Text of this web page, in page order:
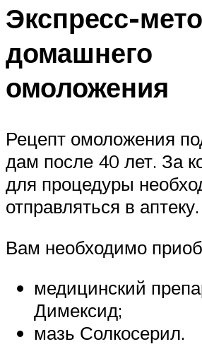
Экспресс-
домашнего
омоложения
Рецепт омоложения
дам после 40 лет. За
для процедуры
отправляться в аптеку.
Вам необходимо
медицинский
Димексид;
мазь Солкосерил.